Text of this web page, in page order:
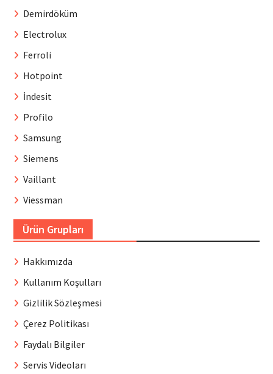
Demirdöküm
Electrolux
Ferroli
Hotpoint
İndesit
Profilo
Samsung
Siemens
Vaillant
Viessman
Ürün Grupları
Hakkımızda
Kullanım Koşulları
Gizlilik Sözleşmesi
Çerez Politikası
Faydalı Bilgiler
Servis Videoları